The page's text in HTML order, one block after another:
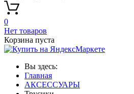
0
Нет товаров
Корзина пуста
Вы здесь:
Главная
АКСЕССУАРЫ